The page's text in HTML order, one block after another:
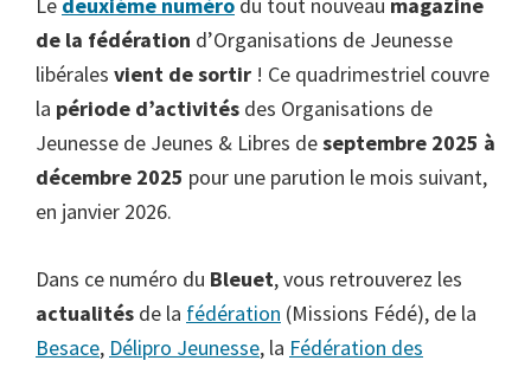
Le deuxième numéro du tout nouveau magazine
de la fédération d’Organisations de Jeunesse
libérales vient de sortir ! Ce quadrimestriel couvre
la période d’activités des Organisations de
Jeunesse de Jeunes & Libres deseptembre 2025 à
décembre 2025 pour une parution le mois suivant,
en janvier 2026.
Dans ce numéro du Bleuet, vous retrouverez les
actualités de la fédération (Missions Fédé), de la
Besace, Délipro Jeunesse, la Fédération des